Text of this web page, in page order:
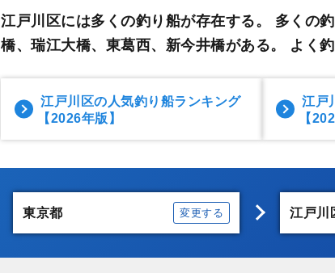
江戸川区には多くの釣り船が存在する。 多くの
橋、瑞江大橋、東葛西、新今井橋がある。 よく釣
江戸川区の人気釣り船ランキング
【2026年版】
江戸
【
東京都 変更する 江戸川